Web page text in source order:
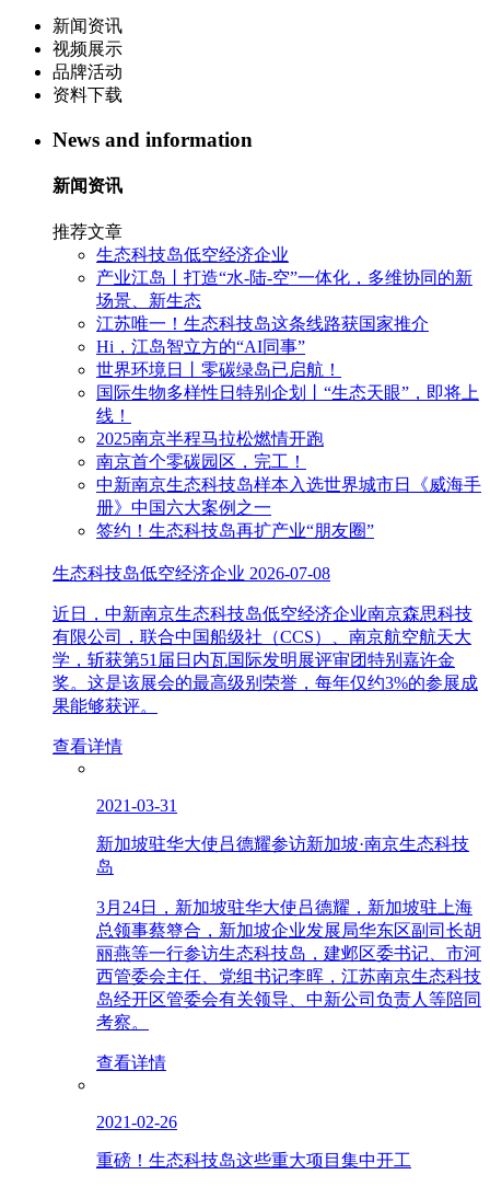
新闻资讯
视频展示
品牌活动
资料下载
News and information
新闻资讯
推荐文章
生态科技岛低空经济企业
产业江岛丨打造“水-陆-空”一体化，多维协同的新
场景、新生态
江苏唯一！生态科技岛这条线路获国家推介
Hi，江岛智立方的“AI同事”
世界环境日丨零碳绿岛已启航！
国际生物多样性日特别企划丨“生态天眼”，即将上
线！
2025南京半程马拉松燃情开跑
南京首个零碳园区，完工！
中新南京生态科技岛样本入选世界城市日《威海手
册》中国六大案例之一
签约！生态科技岛再扩产业“朋友圈”
生态科技岛低空经济企业 2026-07-08
近日，中新南京生态科技岛低空经济企业南京森思科技
有限公司，联合中国船级社（CCS）、南京航空航天大
学，斩获第51届日内瓦国际发明展评审团特别嘉许金
奖。这是该展会的最高级别荣誉，每年仅约3%的参展成
果能够获评。
查看详情
2021-03-31
新加坡驻华大使吕德耀参访新加坡·南京生态科技
岛
3月24日，新加坡驻华大使吕德耀，新加坡驻上海
总领事蔡簦合，新加坡企业发展局华东区副司长胡
丽燕等一行参访生态科技岛，建邺区委书记、市河
西管委会主任、党组书记李晖，江苏南京生态科技
岛经开区管委会有关领导、中新公司负责人等陪同
考察。
查看详情
2021-02-26
重磅！生态科技岛这些重大项目集中开工